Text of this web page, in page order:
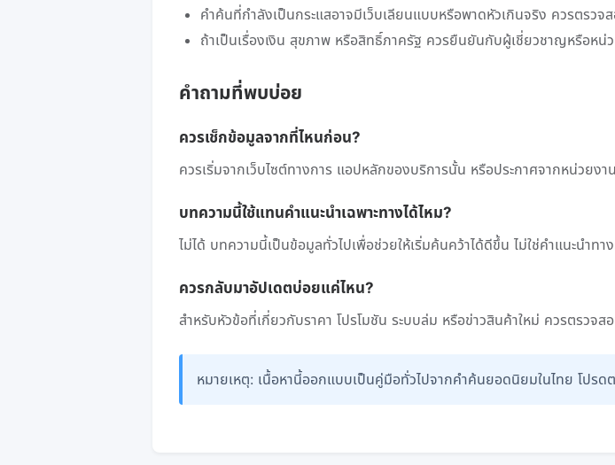
คำค้นที่กำลังเป็นกระแสอาจมีเว็บเลียนแบบหรือพาดหัวเกินจริง ควรตรวจ
ถ้าเป็นเรื่องเงิน สุขภาพ หรือสิทธิ์ภาครัฐ ควรยืนยันกับผู้เชี่ยวชาญหรือหน่
คำถามที่พบบ่อย
ควรเช็กข้อมูลจากที่ไหนก่อน?
ควรเริ่มจากเว็บไซต์ทางการ แอปหลักของบริการนั้น หรือประกาศจากหน่วยง
บทความนี้ใช้แทนคำแนะนำเฉพาะทางได้ไหม?
ไม่ได้ บทความนี้เป็นข้อมูลทั่วไปเพื่อช่วยให้เริ่มค้นคว้าได้ดีขึ้น ไม่ใช่คำแนะนำท
ควรกลับมาอัปเดตบ่อยแค่ไหน?
สำหรับหัวข้อที่เกี่ยวกับราคา โปรโมชัน ระบบล่ม หรือข่าวสินค้าใหม่ ควรตรวจ
หมายเหตุ: เนื้อหานี้ออกแบบเป็นคู่มือทั่วไปจากคำค้นยอดนิยมในไทย โปร